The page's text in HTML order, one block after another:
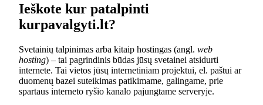
Ieškote kur patalpinti
kurpavalgyti.lt?
Svetainių talpinimas arba kitaip hostingas (angl. web
hosting) – tai pagrindinis būdas jūsų svetainei atsidurti
internete. Tai vietos jūsų internetiniam projektui, el. paštui ar
duomenų bazei suteikimas patikimame, galingame, prie
spartaus interneto ryšio kanalo pajungtame serveryje.